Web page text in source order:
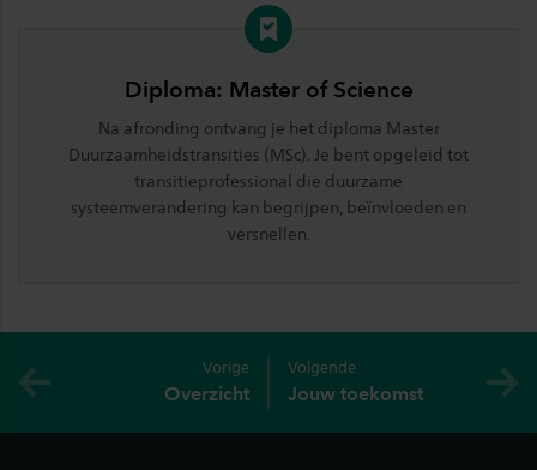
Diploma: Master of Science
Na afronding ontvang je het diploma Master
Duurzaamheidstransities (MSc) . Je bent opgeleid tot
transitieprofessional die duurzame
systeemverandering kan begrijpen, beïnvloeden en
versnellen.
Vorige
Overzicht
Volgende
Jouw toekomst